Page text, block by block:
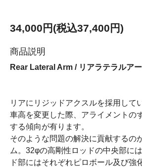
34,000円(税込37,400円)
商品説明
Rear Lateral Arm / リアラテラルア
リアにリジッドアクスルを採用して
車高を変更した際、アライメントの
する傾向が有ります。
そのような問題の解決に貢献するの
ム。32φの高剛性ロッドの中央部に
ド部にはそれぞれピロボール及び強